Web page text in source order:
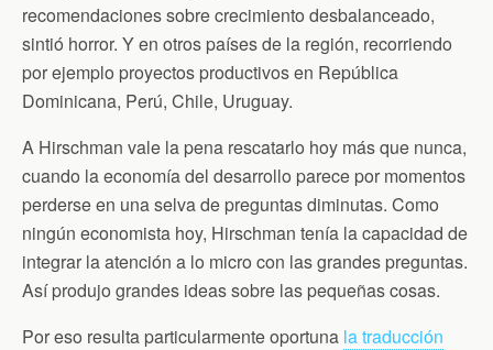
recomendaciones sobre crecimiento desbalanceado,
sintió horror. Y en otros países de la región, recorriendo
por ejemplo proyectos productivos en República
Dominicana, Perú, Chile, Uruguay.
A Hirschman vale la pena rescatarlo hoy más que nunca,
cuando la economía del desarrollo parece por momentos
perderse en una selva de preguntas diminutas. Como
ningún economista hoy, Hirschman tenía la capacidad de
integrar la atención a lo micro con las grandes preguntas.
Así produjo grandes ideas sobre las pequeñas cosas.
Por eso resulta particularmente oportuna la traducción